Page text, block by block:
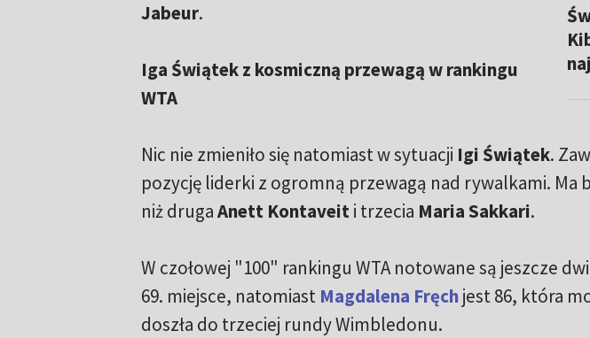
Jabeur.
Iga Świątek z kosmiczną przewagą w rankingu
WTA
Nic nie zmieniło się natomiast w sytuacji Igi Świątek.
pozycję liderki z ogromną przewagą nad rywalkami. Ma
niż drugaAnett Kontaveiti trzecia Maria Sakkari.
W czołowej "100" rankingu WTA notowane są jeszcze
69. miejsce, natomiast Magdalena Fręch jest 86, która
doszła do trzeciej rundy Wimbledonu.